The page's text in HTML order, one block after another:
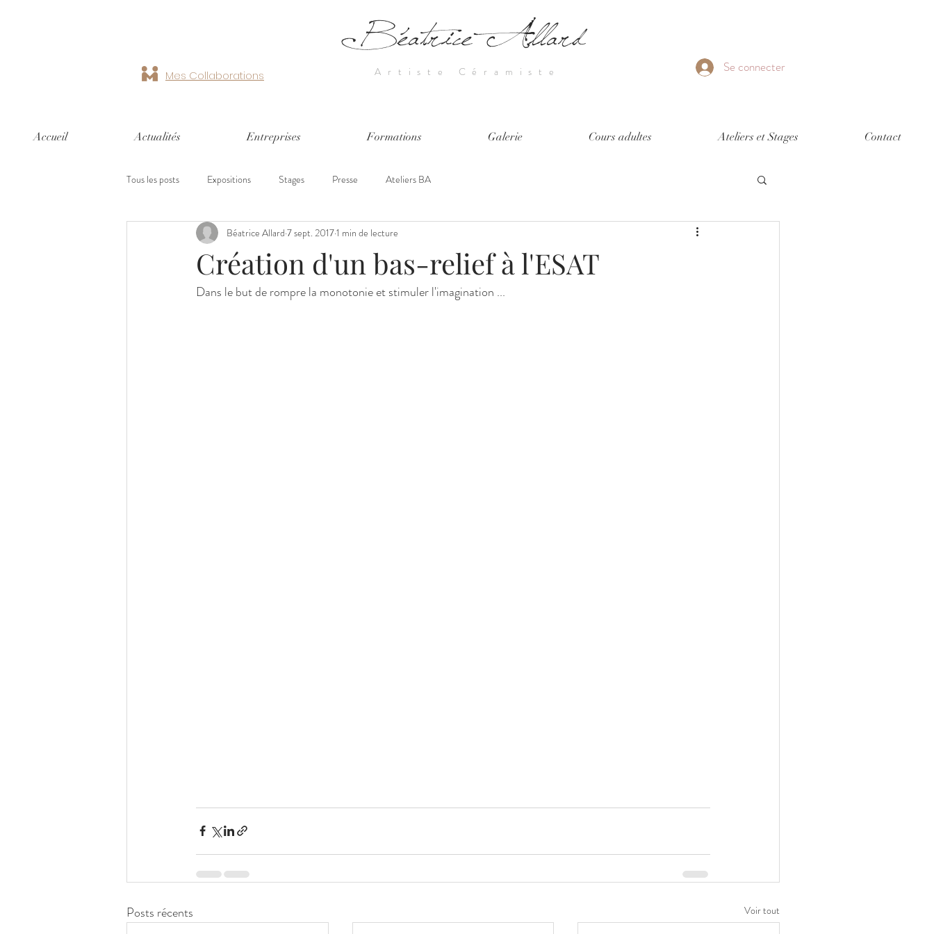
Béatrice Allard
Artiste Céramiste Se connecter
Mes Collaborations
Accueil Actualités Entreprises Formations Galerie Cours adultes Ateliers et Stages Contact
Tous les posts Expositions Stages Presse Ateliers BA
Création d'un bas-relief à l'ESAT
Béatrice Allard 7 sept. 20171 min de lecture
Dans le but de rompre la monotonie et stimuler l'imagination ...
Posts récents Voir tout